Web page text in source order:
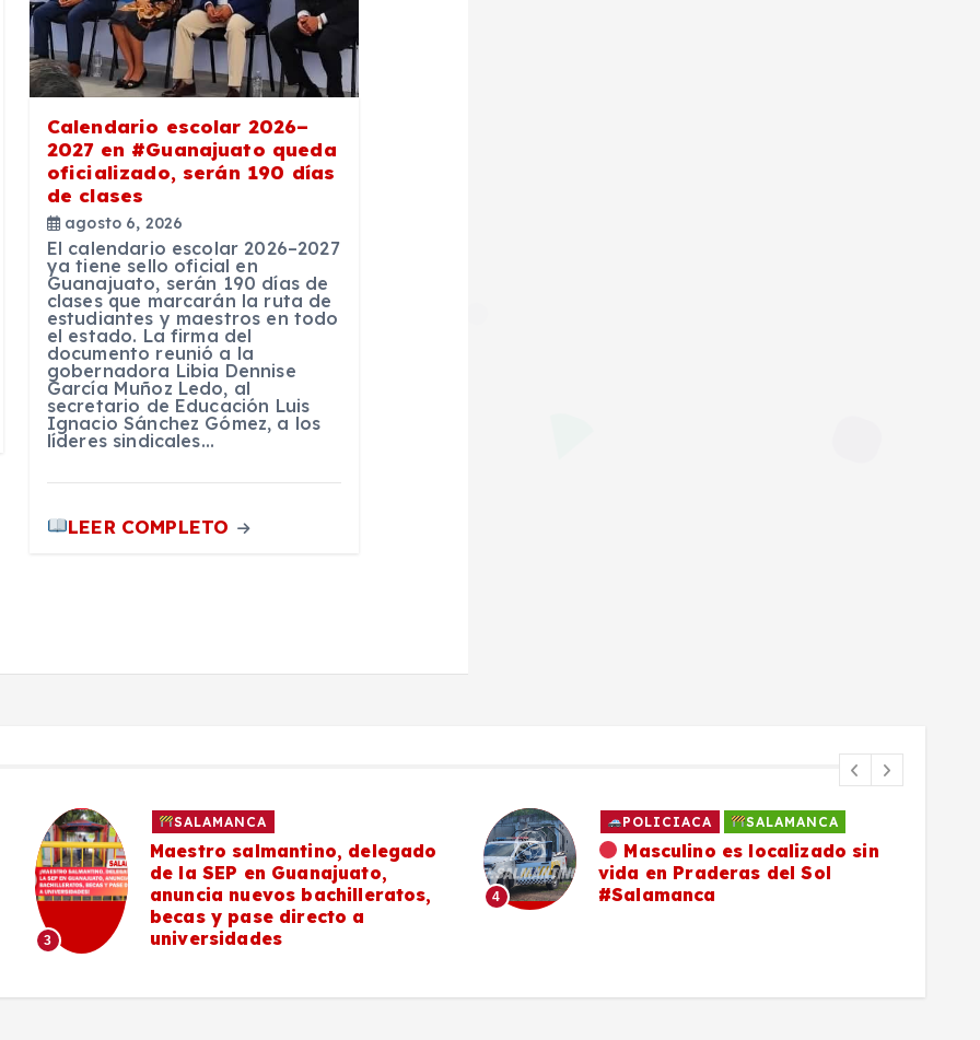
Calendario escolar 2026–
2027 en #Guanajuato queda
oficializado, serán 190 días
de clases
agosto 6, 2026
El calendario escolar 2026–2027
ya tiene sello oficial en
Guanajuato, serán 190 días de
clases que marcarán la ruta de
estudiantes y maestros en todo
el estado. La firma del
documento reunió a la
gobernadora Libia Dennise
García Muñoz Ledo, al
secretario de Educación Luis
Ignacio Sánchez Gómez, a los
líderes sindicales…
LEER COMPLETO
3
SALAMANCA
Maestro salmantino, delegado
de la SEP en Guanajuato,
anuncia nuevos bachilleratos,
becas y pase directo a
universidades
4
POLICIACA SALAMANCA
Masculino es localizado sin
vida en Praderas del Sol
#Salamanca